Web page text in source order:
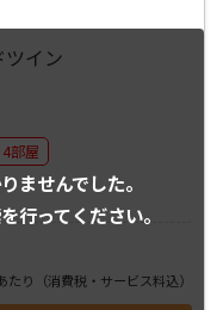
ませんでした。
行ってください。
ツイン
部屋
たり （消費税・サービス料込）